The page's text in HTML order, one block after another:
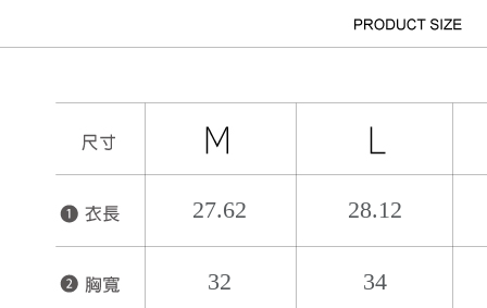
27.62 28.12
32 34